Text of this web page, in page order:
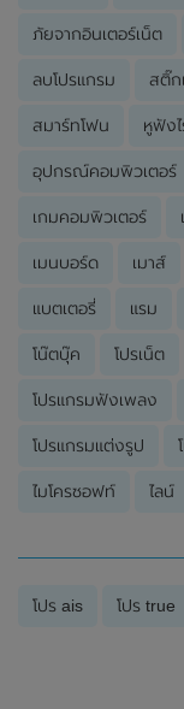
ภัยจากอินเตอร์เน็ต
ลบโปรแกรม สติ๊ก
สมาร์ทโฟน หูฟัง
อุปกรณ์คอมพิวเตอร์
เกมคอมพิวเตอร์
เมนบอร์ด เมาส์
แบตเตอรี่ แรม
โน๊ตบุ๊ค โปรเน็ต
โปรแกรมฟังเพลง
โปรแกรมแต่งรูป
ไมโครซอฟท์ ไลน์
โปร ais โปร true